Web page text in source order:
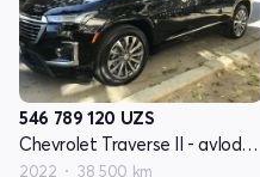
546 789 120 UZS
Chevrolet Traverse II - avlod restyling
2022 38 500 km